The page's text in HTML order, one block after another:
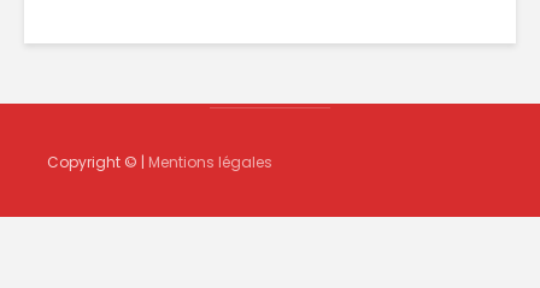
Copyright © | Mentions légales